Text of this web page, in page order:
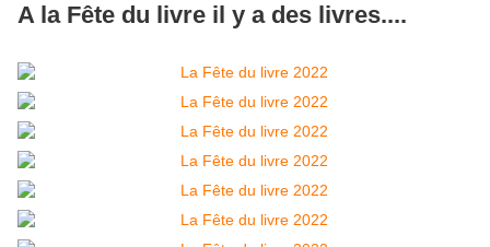
A la Fête du livre il y a des livres....